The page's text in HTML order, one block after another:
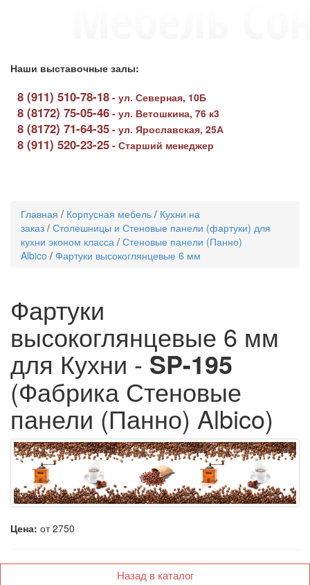
Наши выставочные залы:
8 (911) 510-78-18 - ул. Северная, 10Б
8 (8172) 75-05-46 - ул. Ветошкина, 76 к3
8 (8172) 71-64-35 - ул. Ярославская, 25А
8 (911) 520-23-25 - Старший менеджер
Главная / Корпусная мебель / Кухни на
заказ / Столешницы и Стеновые панели (фартуки) для
кухни эконом класса / Стеновые панели (Панно)
Albico / Фартуки высокоглянцевые 6 мм
Фартуки
высокоглянцевые 6 мм
для Кухни - SP-195
(Фабрика Стеновые
панели (Панно) Albico)
Цена: от 2750
Назад в каталог